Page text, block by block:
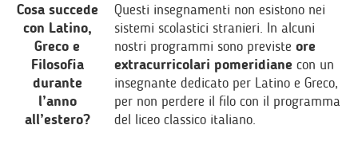
Cosa succede
con Latino,
Greco e
Filosofia
durante
l’anno
all’estero?
Questi insegnamenti non esistono nei
sistemi scolastici stranieri. In alcuni
nostri programmi sono previste ore
extracurricolari pomeridiane con un
insegnante dedicato per Latino e Greco,
per non perdere il filo con il programma
del liceo classico italiano.